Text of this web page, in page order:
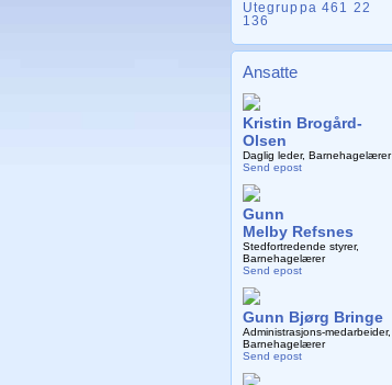
Utegruppa 461 22
136
Ansatte
Kristin Brogård-
Olsen
Daglig leder, Barnehagelærer
Send epost
Gunn
Melby Refsnes
Stedfortredende styrer,
Barnehagelærer
Send epost
Gunn Bjørg Bringe
Administrasjons-medarbeider,
Barnehagelærer
Send epost